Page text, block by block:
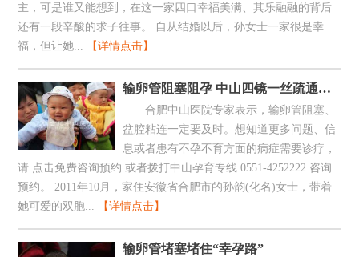
主，可是谁又能想到，在这一家四口幸福美满、其乐融融的背后
还有一段辛酸的求子往事。 自从结婚以后，孙女士一家很是幸
福，但让她...
【详情点击】
输卵管阻塞阻孕 中山四镜一丝疏通孕路
合肥中山医院专家表示，输卵管阻塞、
盆腔粘连一定要及时。想知道更多问题、信
息或者患有不孕不育方面的病症需要诊疗，
请 点击免费咨询预约 或者拨打中山孕育专线 0551-4252222 咨询
预约。 2011年10月，家住安徽省合肥市的孙韵(化名)女士，带着
她可爱的双胞...
【详情点击】
输卵管堵塞堵住“幸孕路”